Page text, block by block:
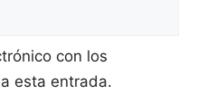
con los
esta entrada.